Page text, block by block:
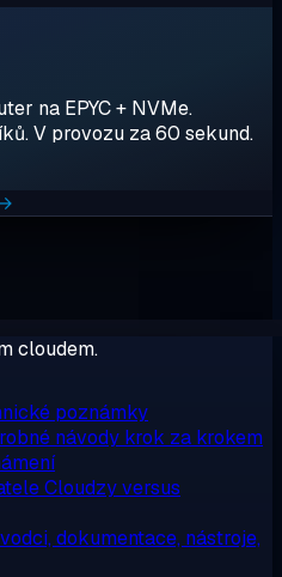
na EPYC + NVMe.
V provozu za 60 sekund.
cloudem.
poznámky
návody krok za krokem
Cloudzy versus
dokumentace, nástroje,